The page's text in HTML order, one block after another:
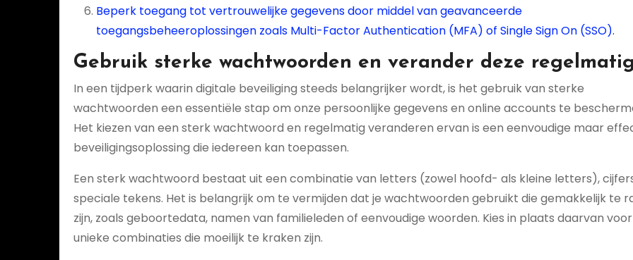
Beperk toegang tot vertrouwelijke gegevens door middel van geavanceerde
toegangsbeheeroplossingen zoals Multi-Factor Authentication (MFA) of Single Sign On (SSO).
Gebruik sterke wachtwoorden en verander deze
In een tijdperk waarin digitale beveiliging steeds belangrijker wordt, is het gebruik van sterke
wachtwoorden een essentiële stap om onze persoonlijke gegevens en online accounts te
Het kiezen van een sterk wachtwoord en regelmatig veranderen ervan is een eenvoudige maar
beveiligingsoplossing die iedereen kan toepassen.
Een sterk wachtwoord bestaat uit een combinatie van letters (zowel hoofd- als kleine letters),
speciale tekens. Het is belangrijk om te vermijden dat je wachtwoorden gebruikt die gemakkelijk te
zijn, zoals geboortedata, namen van familieleden of eenvoudige woorden. Kies in plaats daarvan voor
unieke combinaties die moeilijk te kraken zijn.